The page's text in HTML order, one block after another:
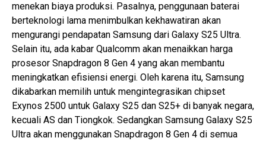
menekan biaya produksi. Pasalnya, penggunaan baterai
berteknologi lama menimbulkan kekhawatiran akan
mengurangi pendapatan Samsung dari Galaxy S25 Ultra.
Selain itu, ada kabar Qualcomm akan menaikkan harga
prosesor Snapdragon 8 Gen 4 yang akan membantu
meningkatkan efisiensi energi. Oleh karena itu, Samsung
dikabarkan memilih untuk mengintegrasikan chipset
Exynos 2500 untuk Galaxy S25 dan S25+ di banyak negara,
kecuali AS dan Tiongkok. Sedangkan Samsung Galaxy S25
Ultra akan menggunakan Snapdragon 8 Gen 4 di semua